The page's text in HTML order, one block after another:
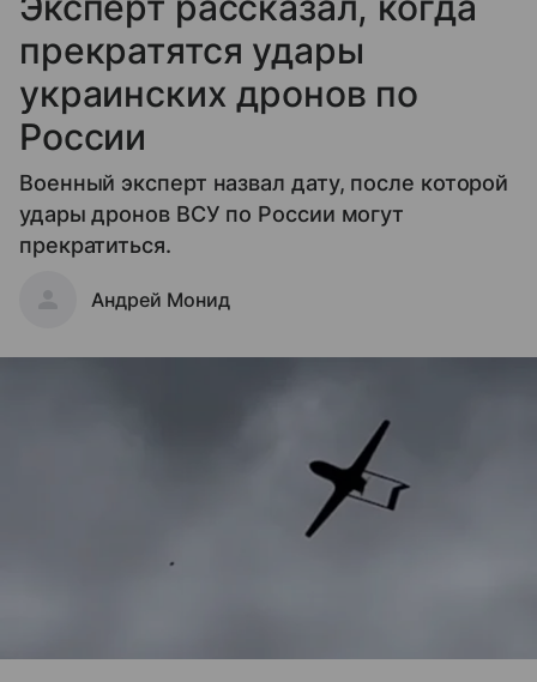
прекратятся удары
украинских дронов по
России
Военный эксперт назвал дату, после которой
удары дронов ВСУ по России могут
прекратиться.
Андрей Монид